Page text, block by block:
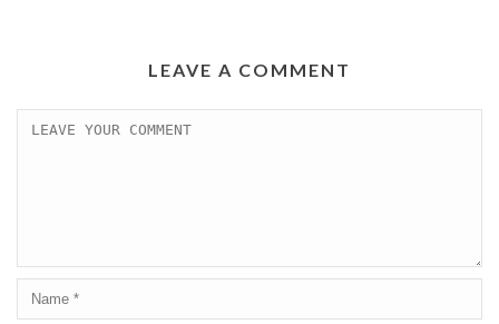
LEAVE A COMMENT